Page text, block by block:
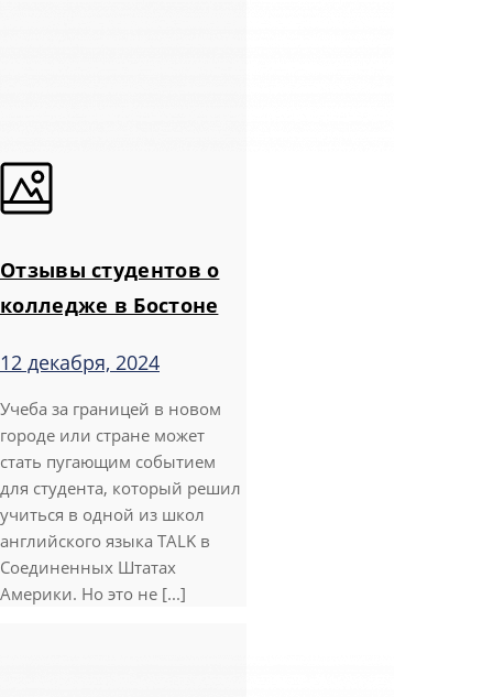
Отзывы студентов о
колледже в Бостоне
12 декабря, 2024
Учеба за границей в новом
городе или стране может
стать пугающим событием
для студента, который решил
учиться в одной из школ
английского языка TALK в
Соединенных Штатах
Америки. Но это не [...]